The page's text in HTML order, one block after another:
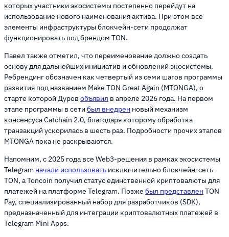
которых участники экосистемы постепенно перейдут на
использование нового наименования актива. При этом все
элементы инфраструктуры блокчейн-сети продолжат
функционировать под брендом TON.
Павел также отметил, что переименование должно создать
основу для дальнейших инициатив и обновлений экосистемы.
Ребрендинг обозначен как четвертый из семи шагов программы
развития под названием Make TON Great Again (MTONGA), о
старте которой Дуров объявил в апреле 2026 года. На первом
этапе программы в сети был внедрен новый механизм
консенсуса Catchain 2.0, благодаря которому обработка
транзакций ускорилась в шесть раз. Подробности прочих этапов
MTONGA пока не раскрываются.
Напомним, с 2025 года все Web3-решения в рамках экосистемы
Telegram начали использовать исключительно блокчейн-сеть
TON, а Toncoin получил статус единственной криптовалюты для
платежей на платформе Telegram. Позже был представлен TON
Pay, специализированный набор для разработчиков (SDK),
предназначенный для интеграции криптовалютных платежей в
Telegram Mini Apps.